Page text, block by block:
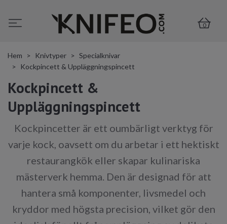
0
Hem Knivtyper
Specialknivar
Kockpincett & Uppläggningspincett
Kockpincett &
Uppläggningspincett
Kockpincetter är ett oumbärligt verktyg för
varje kock, oavsett om du arbetar i ett hektiskt
restaurangkök eller skapar kulinariska
mästerverk hemma. Den är designad för att
hantera små komponenter, livsmedel och
kryddor med högsta precision, vilket gör den